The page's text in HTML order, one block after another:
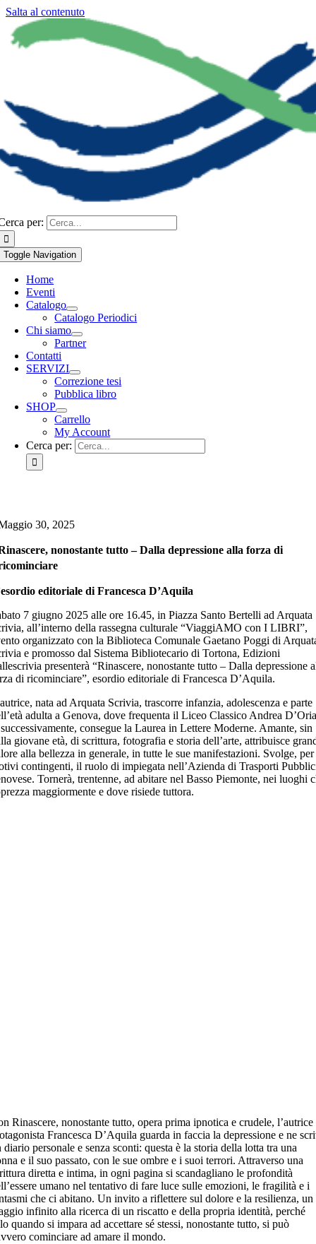
Salta al contenuto
per:
Toggle Navigation
Home
Eventi
Catalogo
Catalogo Periodici
Chi siamo
Partner
Contatti
SERVIZI
Correzione tesi
Pubblica libro
SHOP
Carrello
My Account
Cerca per:
30, 2025
nonostante tutto – Dalla depressione alla forza di
editoriale di Francesca D’Aquila
7 giugno 2025 alle ore 16.45, in Piazza Santo Bertelli ad Arquata
all’interno della rassegna culturale “ViaggiAMO con I LIBRI”,
organizzato con la Biblioteca Comunale Gaetano Poggi di
e promosso dal Sistema Bibliotecario di Tortona, Edizioni
presenterà “Rinascere, nonostante tutto – Dalla depressione
di ricominciare”, esordio editoriale di Francesca D’Aquila.
nata ad Arquata Scrivia, trascorre infanzia, adolescenza e parte
adulta a Genova, dove frequenta il Liceo Classico Andrea D’Oria
consegue la Laurea in Lettere Moderne. Amante, sin
giovane età, di scrittura, fotografia e storia dell’arte, attribuisce
alla bellezza in generale, in tutte le sue manifestazioni. Svolge, per
contingenti, il ruolo di impiegata nell’Azienda di Trasporti
Tornerà, trentenne, ad abitare nel Basso Piemonte, nei luoghi
maggiormente e dove risiede tuttora.
Rinascere, nonostante tutto, opera prima ipnotica e crudele, l’autrice
Francesca D’Aquila guarda in faccia la depressione e ne
diario personale e senza sconti: questa è la storia della lotta tra una
e il suo passato, con le sue ombre e i suoi terrori. Attraverso una
diretta e intima, in ogni pagina si scandagliano le profondità
umano nel tentativo di fare luce sulle emozioni, le fragilità e i
che ci abitano. Un invito a riflettere sul dolore e la resilienza, un
infinito alla ricerca di un riscatto e della propria identità, perché
quando si impara ad accettare sé stessi, nonostante tutto, si può
cominciare ad amare il mondo.